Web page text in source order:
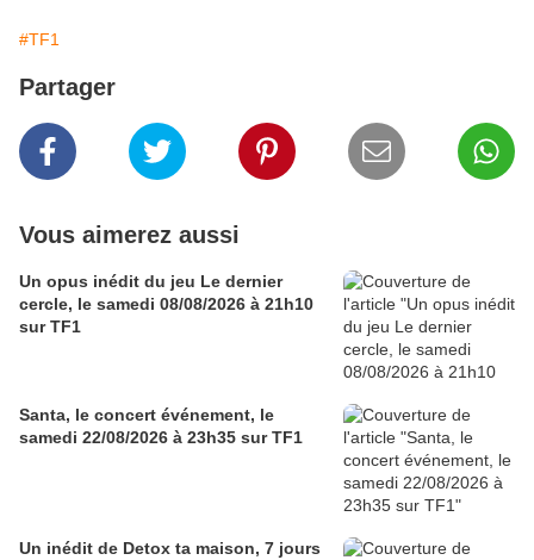
#TF1
Partager
Vous aimerez aussi
Un opus inédit du jeu Le dernier
cercle, le samedi 08/08/2026 à 21h10
sur TF1
Santa, le concert événement, le
samedi 22/08/2026 à 23h35 sur TF1
Un inédit de Detox ta maison, 7 jours